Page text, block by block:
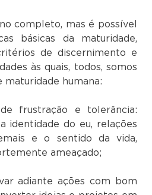
completo, mas é possível
básicas da maturidade,
de discernimento e
às quais, todos, somos
maturidade humana:
frustração e tolerância:
identidade do eu, relações
e o sentido da vida,
ameaçado;
adiante ações com bom